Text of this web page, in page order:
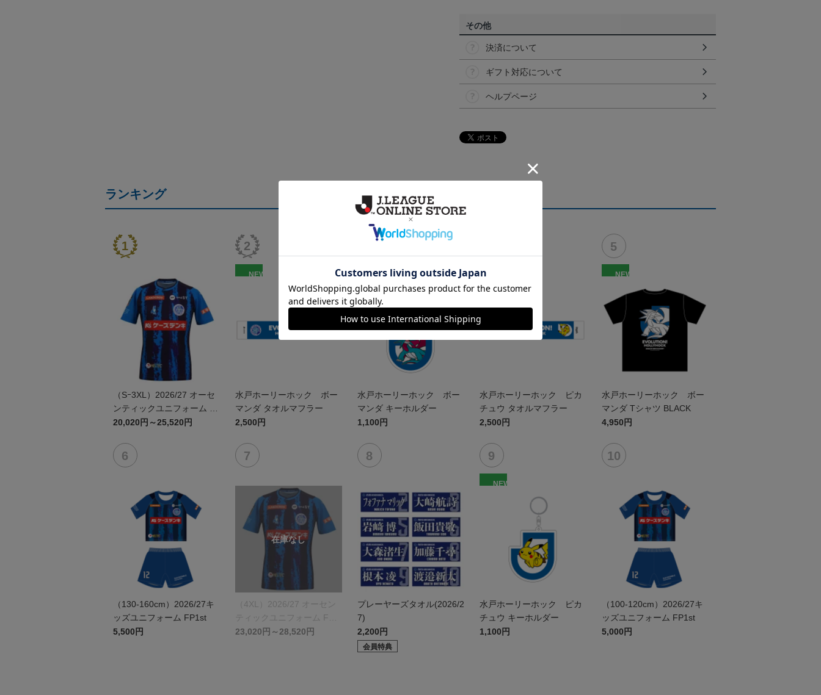
その他
決済について
ギフト対応について
ヘルプページ
ランキング
（Sｰ3XL）2026/27 オーセ
ンティックユニフォーム F
P 1st
20,020円～25,520円
NEW
水戸ホーリーホック ボー
マンダ タオルマフラー
2,500円
NEW
水戸ホーリーホック ボー
マンダ キーホルダー
1,100円
水戸ホーリーホック ピカ
チュウ タオルマフラー
2,500円
NEW
水戸ホーリーホック ボー
マンダ Tシャツ BLACK
4,950円
（130-160cm）2026/27キ
ッズユニフォーム FP1st
5,500円
（4XL）2026/27 オーセン
ティックユニフォーム FP 1
st
23,020円～28,520円
プレーヤーズタオル(2026/2
7)
2,200円
会員特典
NEW
水戸ホーリーホック ピカ
チュウ キーホルダー
1,100円
（100-120cm）2026/27キ
ッズユニフォーム FP1st
5,000円